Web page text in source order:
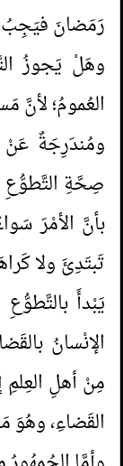
رَمَضانَ فيَجِبُ
وهَلْ يَجوزُ
العُمومُ؛ لأنَّ
ومُندَرِجَةٌ عَنْ
صِحَّةِ التَّطوُّعِ
بأنَّ الأمْرَ
تَبتَدِئَ ولا
يَبْدأَ
الإنْسانُ
مِنْ أهلِ العِلمِ
القَضاءِ، وهُوَ